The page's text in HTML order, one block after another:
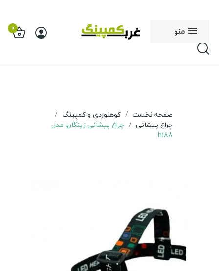
منو 0
صفحه نخست
کوهنوردی و کمپینگ
چراغ پیشانی
چراغ پیشانی زینگارو مدل
h188